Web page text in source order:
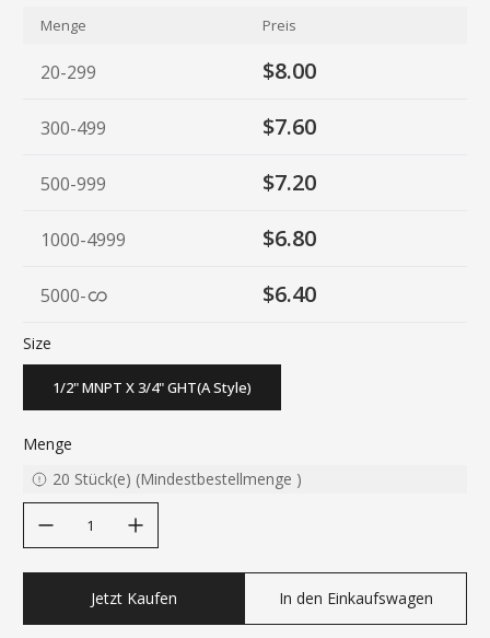
Menge Preis
20-299 $8.00
300-499 $7.60
500-999 $7.20
1000-4999 $6.80
5000- $6.40
Size
1/2" MNPT X 3/4" GHT(A Style)
Menge
20 Stück(e) (Mindestbestellmenge )
Jetzt Kaufen In den Einkaufswagen